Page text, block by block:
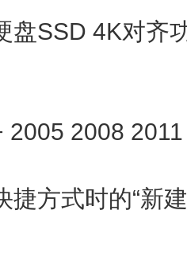
盘SSD 4K对齐
2005 2008
捷方式时的“新